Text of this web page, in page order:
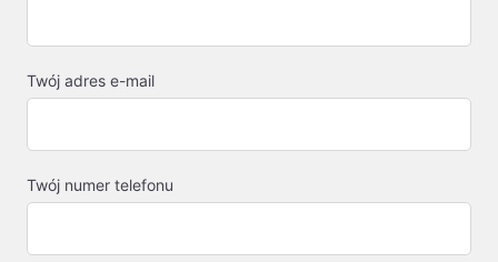
Twój adres e-mail
Twój numer telefonu